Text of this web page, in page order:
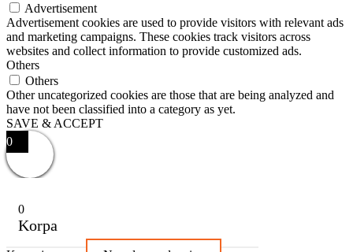
Advertisement
Advertisement cookies are used to provide visitors with relevant ads
and marketing campaigns. These cookies track visitors across
websites and collect information to provide customized ads.
Others
Others
Other uncategorized cookies are those that are being analyzed and
have not been classified into a category as yet.
SAVE & ACCEPT
0
0
Korpa